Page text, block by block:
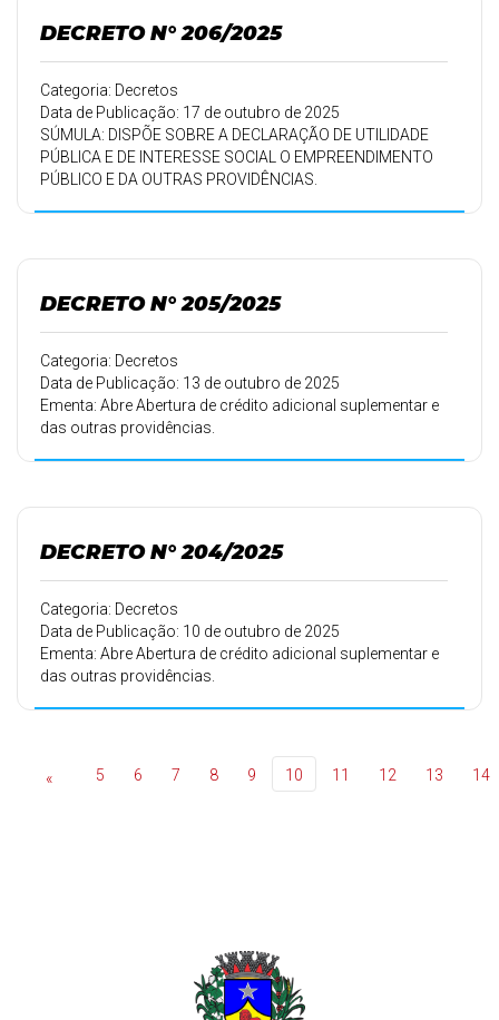
DECRETO N° 206/2025
Categoria: Decretos
Data de Publicação: 17 de outubro de 2025
SÚMULA: DISPÕE SOBRE A DECLARAÇÃO DE UTILIDADE
PÚBLICA E DE INTERESSE SOCIAL O EMPREENDIMENTO
PÚBLICO E DA OUTRAS PROVIDÊNCIAS.
DECRETO N° 205/2025
Categoria: Decretos
Data de Publicação: 13 de outubro de 2025
Ementa: Abre Abertura de crédito adicional suplementar e
das outras providências.
DECRETO N° 204/2025
Categoria: Decretos
Data de Publicação: 10 de outubro de 2025
Ementa: Abre Abertura de crédito adicional suplementar e
das outras providências.
« 5 6 7 8 9 10 11 12 13 14